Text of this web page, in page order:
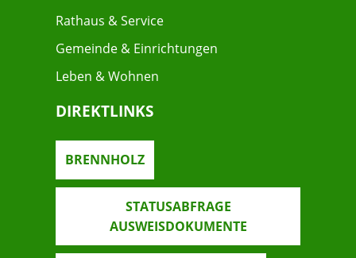
Rathaus & Service
Gemeinde & Einrichtungen
Leben & Wohnen
DIREKTLINKS
BRENNHOLZ
STATUSABFRAGE
AUSWEISDOKUMENTE